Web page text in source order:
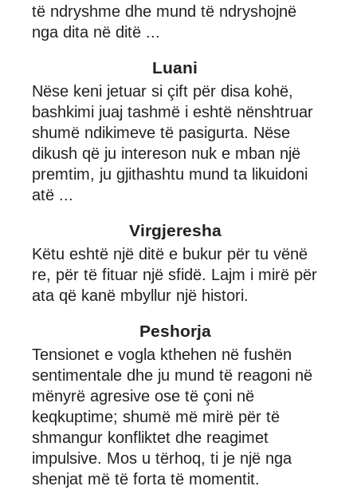
të ndryshme dhe mund të ndryshojnë
nga dita në ditë ...
Luani
Nëse keni jetuar si çift për disa kohë,
bashkimi juaj tashmë i eshtë nënshtruar
shumë ndikimeve të pasigurta. Nëse
dikush që ju intereson nuk e mban një
premtim, ju gjithashtu mund ta likuidoni
atë ...
Virgjeresha
Këtu eshtë një ditë e bukur për tu vënë
re, për të fituar një sfidë. Lajm i mirë për
ata që kanë mbyllur një histori.
Peshorja
Tensionet e vogla kthehen në fushën
sentimentale dhe ju mund të reagoni në
mënyrë agresive ose të çoni në
keqkuptime; shumë më mirë për të
shmangur konfliktet dhe reagimet
impulsive. Mos u tërhoq, ti je një nga
shenjat më të forta të momentit.